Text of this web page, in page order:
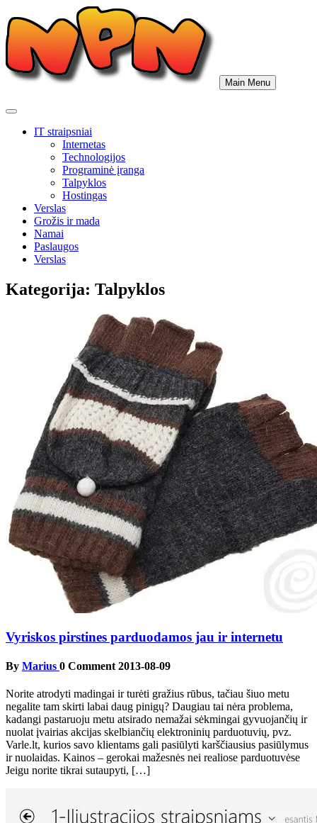
to
content
Main Menu
IT straipsniai
Internetas
Technologijos
Programinė įranga
Talpyklos
Hostingas
Verslas
Grožis ir mada
Namai
Paslaugos
Verslas
Kategorija: Talpyklos
Vyriskos pirstines parduodamos jau ir internetu
By Marius 0 Comment 2013-08-09
Norite atrodyti madingai ir turėti gražius rūbus, tačiau šiuo metu
negalite tam skirti labai daug pinigų? Daugiau tai nėra problema,
kadangi pastaruoju metu atsirado nemažai sėkmingai gyvuojančių ir
nuolat įvairias akcijas skelbiančių elektroninių parduotuvių, pvz.
Varle.lt, kurios savo klientams gali pasiūlyti karščiausius pasiūlymus
ir nuolaidas. Kainos – gerokai mažesnės nei realiose parduotuvėse
Jeigu norite tikrai sutaupyti, […]